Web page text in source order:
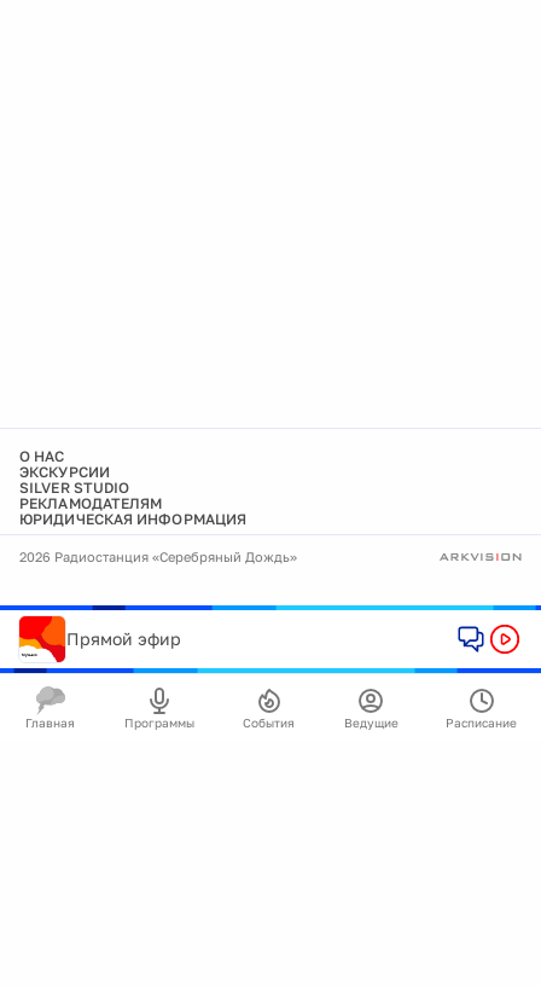
О НАС
ЭКСКУРСИИ
SILVER STUDIO
РЕКЛАМОДАТЕЛЯМ
ЮРИДИЧЕСКАЯ ИНФОРМАЦИЯ
2026 Радиостанция «Серебряный Дождь»
Прямой эфир
Главная Программы События Ведущие Расписание